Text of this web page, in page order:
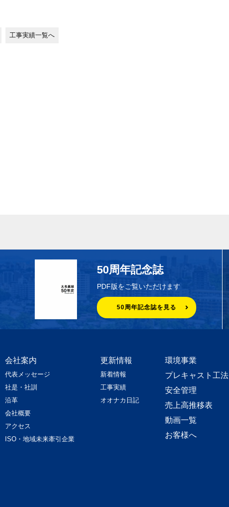
工事実績一覧へ
50周年記念誌
PDF版をご覧いただけます
50周年記念誌を見る
会社案内
代表メッセージ
社是・社訓
沿革
会社概要
アクセス
ISO・地域未来牽引企業
更新情報
新着情報
工事実績
オオナカ日記
環境事業
プレキャスト工法
安全管理
売上高推移表
動画一覧
お客様へ